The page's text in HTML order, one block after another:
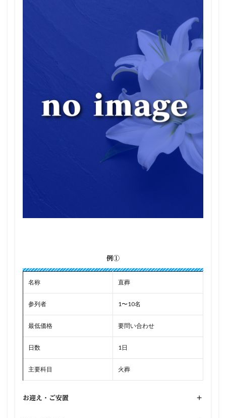
例①
名称 直葬
参列者 1〜10名
最低価格 要問い合わせ
日数 1日
主要科目 火葬
お迎え・ご安置 +